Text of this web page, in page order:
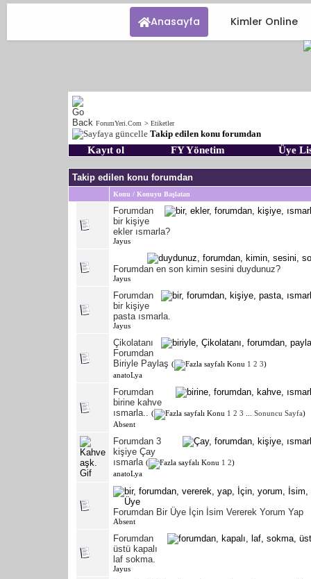
Anasayfa Kimler Online
ForumYeri.Com > Etiketler
Takip edilen konu forumdan
Kayıt ol FY Yönetim Üye
Takip edilen konu forumdan
Konu / Konuyu Başlatan
Forumdan
bir kişiye
ekler ısmarla?
Jayus
Forumdan en son kimin sesini duydunuz?
Jayus
Forumdan
bir kişiye
pasta ısmarla.
Jayus
Çikolatanı
Forumdan
Biriyle Paylaş ( 1 2 3)
anatoLya
Forumdan
birine kahve
ısmarla..
( 1 2 3 Sonuncu Sayfa)
Absent
Forumdan 3
kişiye Çay
ısmarla ( 1 2)
anatoLya
Forumdan Bir Üye İçin İsim Vererek Yorum Yap
Absent
Forumdan
üstü kapalı
laf sokma.
Jayus